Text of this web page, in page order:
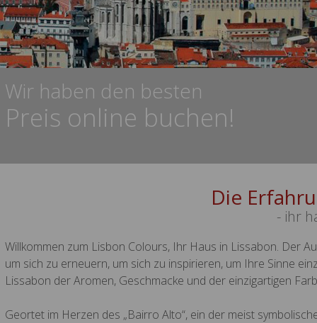
Wir haben den besten
Preis online buchen!
Die
- ihr
Willkommen zum Lisbon Colours, Ihr Haus in Lissabon. Der
um sich zu erneuern, um sich zu inspirieren, um Ihre Sinne
Lissabon der Aromen, Geschmacke und der einzigartigen
Geortet im Herzen des „Bairro Alto“, ein der meist